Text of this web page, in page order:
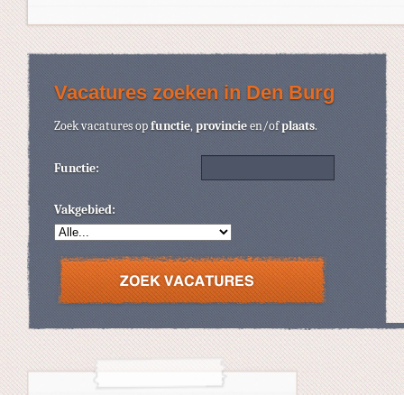
Vacatures zoeken in Den Burg
Zoek vacatures opfunctie,provincieen/ofplaats.
Functie:
Vakgebied: